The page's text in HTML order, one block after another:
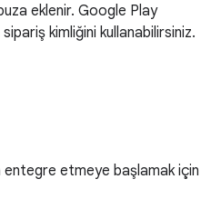
eklenir. Google Play
kimliğini kullanabilirsiniz.
entegre etmeye başlamak için